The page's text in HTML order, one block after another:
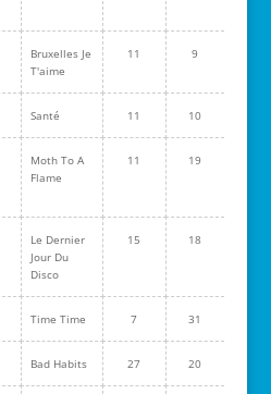
Bruxelles Je
T'aime
11 9
Santé 11 10
Moth To A
Flame
11 19
Le Dernier
Jour Du
Disco
15 18
Time Time 7 31
Bad Habits 27 20